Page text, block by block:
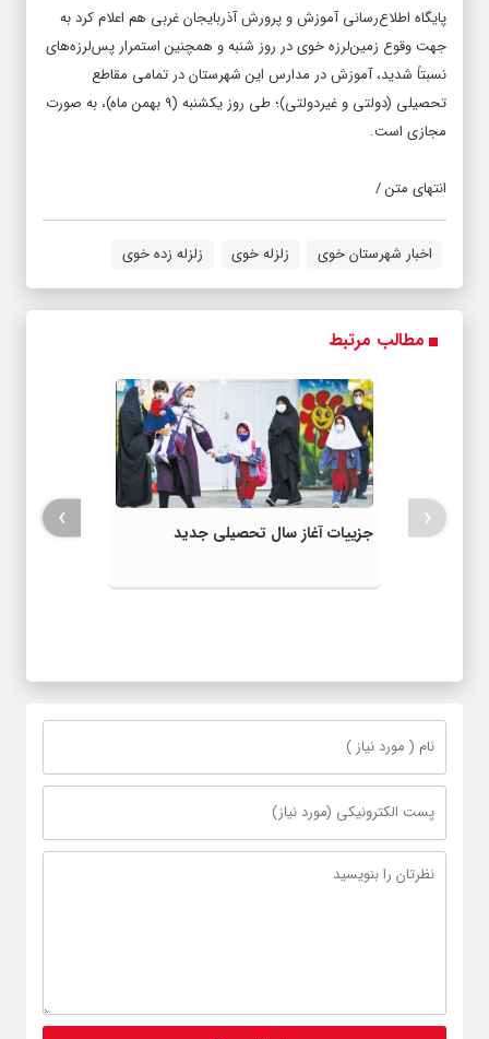
پایگاه اطلاع‌رسانی آموزش و پرورش آذربایجان غربی هم اعلام کرد به
جهت وقوع زمین‌لرزه خوی در روز شنبه و همچنین استمرار پس‌لرزه‌های
نسبتاً شدید، آموزش در مدارس این شهرستان در تمامی مقاطع
تحصیلی (دولتی و غیردولتی)؛ طی روز یکشنبه (۹ بهمن ماه)، به صورت
مجازی است.
انتهای متن /
اخبار شهرستان خوی زلزله خوی زلزله زده خوی
مطالب مرتبط
جزییات آغاز سال تحصیلی جدید ‹
›